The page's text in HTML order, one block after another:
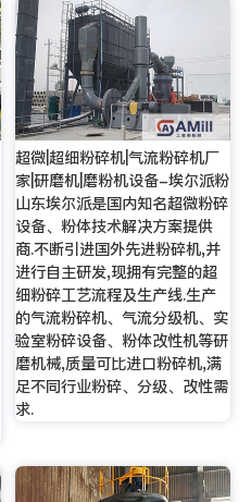
超微|超细粉碎机|气流粉碎机厂
家|研磨机|磨粉机设备-埃尔派粉
山东埃尔派是国内知名超微粉碎
设备、粉体技术解决方案提供
商.不断引进国外先进粉碎机,并
进行自主研发,现拥有完整的超
细粉碎工艺流程及生产线.生产
的气流粉碎机、气流分级机、实
验室粉碎设备、粉体改性机等研
磨机械,质量可比进口粉碎机,满
足不同行业粉碎、分级、改性需
求.